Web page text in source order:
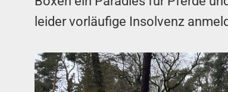
leider vorläufige Insolvenz